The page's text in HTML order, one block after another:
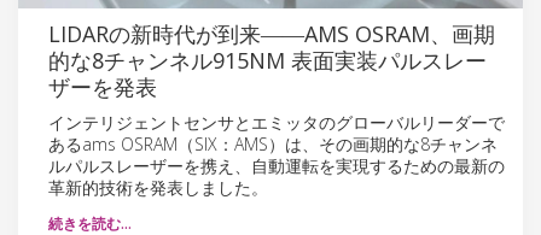
LIDARの新時代が到来――AMS OSRAM、画期
的な8チャンネル915NM 表面実装パルスレー
ザーを発表
インテリジェントセンサとエミッタのグローバルリーダーで
あるams OSRAM（SIX：AMS）は、その画期的な8チャンネ
ルパルスレーザーを携え、自動運転を実現するための最新の
革新的技術を発表しました。
続きを読む…